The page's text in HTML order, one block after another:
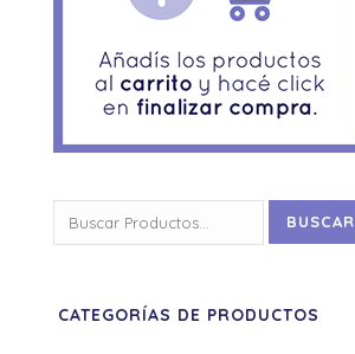
por:
BUSCAR
CATEGORÍAS DE PRODUCTOS